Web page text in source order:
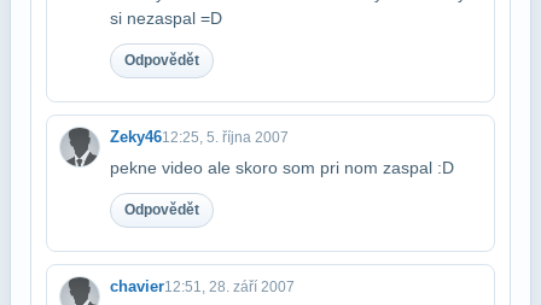
si nezaspal =D
Odpovědět
Zeky4612:25, 5. října 2007
pekne video ale skoro som pri nom zaspal :D
Odpovědět
chavier12:51, 28. září 2007